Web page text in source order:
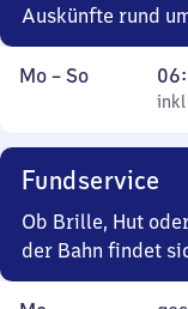
Auskünfte rund
Montag
Mo – So,
inkl.
Von
6
22
Uhr
30
Fundservice
Ob Brille, Hut
der Bahn findet